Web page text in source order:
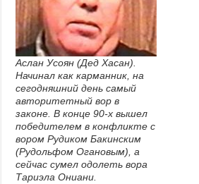
Аслан Усоян (Дед Хасан).
Начинал как карманник, на
сегодняшний день самый
авторитетный вор в
законе. В конце 90-х вышел
победителем в конфликте с
вором Рудиком Бакинским
(Рудольфом Огановым), а
сейчас сумел одолеть вора
Тариэла Ониани.